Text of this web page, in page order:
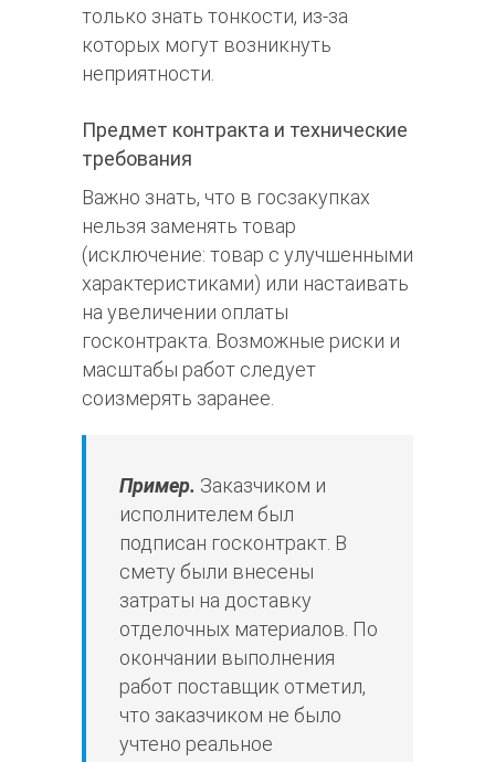
только знать тонкости, из-за
которых могут возникнуть
неприятности.
Предмет контракта и технические
требования
Важно знать, что в госзакупках
нельзя заменять товар
(исключение: товар с улучшенными
характеристиками) или настаивать
на увеличении оплаты
госконтракта. Возможные риски и
масштабы работ следует
соизмерять заранее.
Пример. Заказчиком и
исполнителем был
подписан госконтракт. В
смету были внесены
затраты на доставку
отделочных материалов. По
окончании выполнения
работ поставщик отметил,
что заказчиком не было
учтено реальное